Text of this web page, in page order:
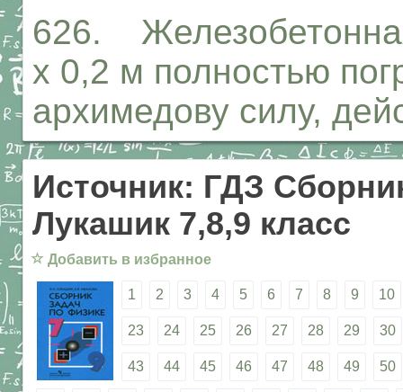
626.
х 0,2 м полностью
архимедову силу,
Источник: ГДЗ
Лукашик 7,8,9 класс
☆ Добавить в избранное
1 2 3 4 5 6 7 8 9 10
23 24 25 26 27 28 29 30
43 44 45 46 47 48 49 50